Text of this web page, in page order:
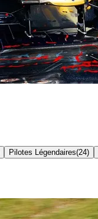
Pilotes Légendaires(24)